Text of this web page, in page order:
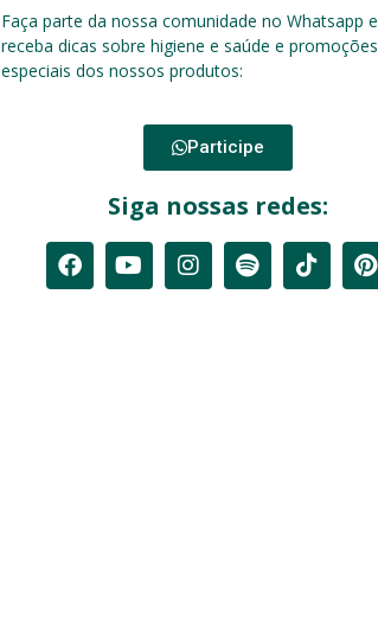
Faça parte da nossa comunidade no Whatsapp e
receba dicas sobre higiene e saúde e promoções
especiais dos nossos produtos:
Participe
Siga nossas redes: